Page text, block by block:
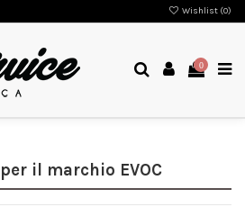
Wishlist (0)
0
il marchio EVOC